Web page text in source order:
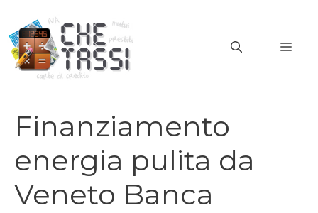
contenuto
Finanziamento
energia pulita da
Veneto Banca